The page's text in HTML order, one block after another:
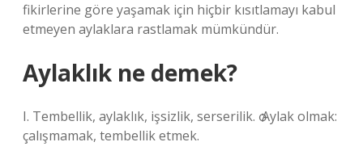
fikirlerine göre yaşamak için hiçbir kısıtlamayı kabul
etmeyen aylaklara rastlamak mümkündür.
Aylaklık ne demek?
I. Tembellik, aylaklık, işsizlik, serserilik. ѻ Aylak olmak:
çalışmamak, tembellik etmek.